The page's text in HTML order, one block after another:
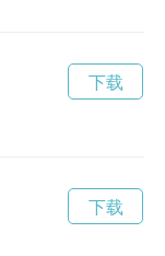
下载
下载